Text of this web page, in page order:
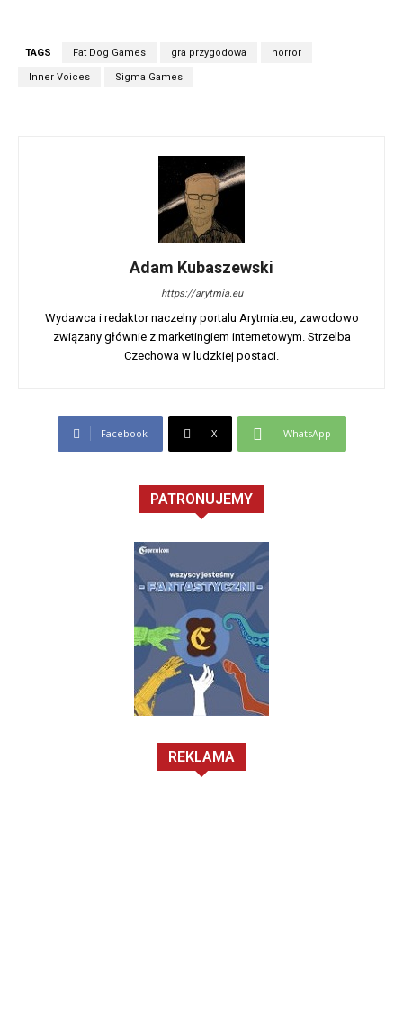
TAGS Fat Dog Games gra przygodowa horror
Inner Voices Sigma Games
Adam Kubaszewski
https://arytmia.eu
Wydawca i redaktor naczelny portalu Arytmia.eu, zawodowo
związany głównie z marketingiem internetowym. Strzelba
Czechowa w ludzkiej postaci.
Facebook X WhatsApp
PATRONUJEMY
REKLAMA